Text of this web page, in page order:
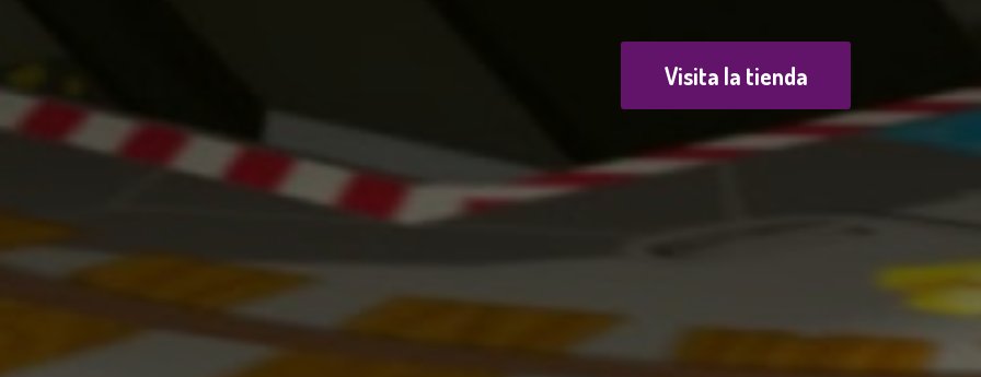
Visita la tienda